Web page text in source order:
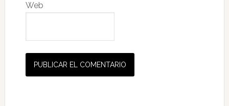
Web